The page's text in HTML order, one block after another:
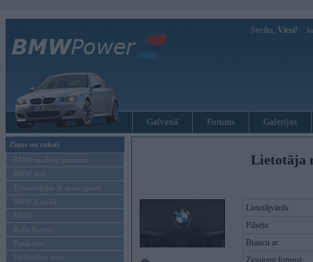
Sveiks, Viesi!
Galvenā Forums Galerijas
Ziņas un raksti
BMW modeļu jaunumi
BMW testi
Tehnoloģijas & sasniegumi
BMW Latvijā
MINI
Rolls-Royce
Pasākumi
Vadāmības tests
Lietotāja
Lietotājvārds:
Pilsēta:
Braucu ar: